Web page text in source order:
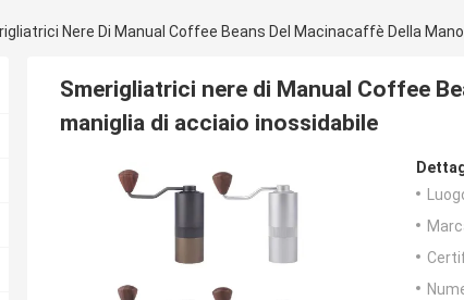
Nere Di Manual Coffee Beans Del Macinacaffè Della
Smerigliatrici nere di Manual Coffee
maniglia di acciaio inossidabile